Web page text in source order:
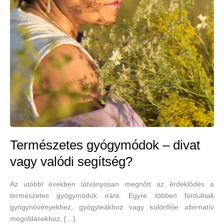
Természetes gyógymódok – divat
vagy valódi segítség?
Az utóbbi években látványosan megnőtt az érdeklődés a
természetes gyógymódok iránt. Egyre többen fordulnak
gyógynövényekhez, gyógyteákhoz vagy különféle alternatív
megoldásokhoz, […]